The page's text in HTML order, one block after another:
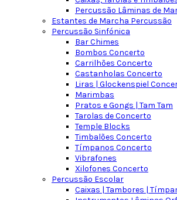
Percussão Lâminas de
Estantes de Marcha Percussão
Percussão Sinfónica
Bar Chimes
Bombos Concerto
Carrilhões Concerto
Castanholas Concerto
Liras | Glockenspiel
Marimbas
Pratos e Gongs | Tam Tam
Tarolas de Concerto
Temple Blocks
Timbalões Concerto
Tímpanos Concerto
Vibrafones
Xilofones Concerto
Percussão Escolar
Caixas | Tambores |